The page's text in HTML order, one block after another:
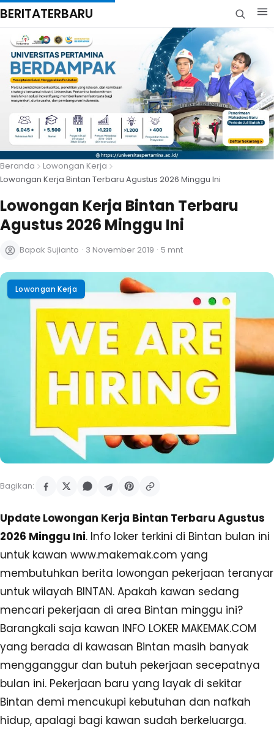
BERITATERBARU
Beranda
Lowongan Kerja
Lowongan Kerja Bintan Terbaru Agustus 2026 Minggu Ini
Lowongan Kerja Bintan Terbaru
Agustus 2026 Minggu Ini
Bapak Sujianto · 3 November 2019 · 5 mnt
Lowongan Kerja
Bagikan:
Update Lowongan Kerja Bintan Terbaru Agustus
2026 Minggu Ini. Info loker terkini di Bintan bulan ini
untuk kawan www.makemak.com yang
membutuhkan berita lowongan pekerjaan teranyar
untuk wilayah BINTAN. Apakah kawan sedang
mencari pekerjaan di area Bintan minggu ini?
Barangkali saja kawan INFO LOKER MAKEMAK.COM
yang berada di kawasan Bintan masih banyak
mengganggur dan butuh pekerjaan secepatnya
bulan ini. Pekerjaan baru yang layak di sekitar
Bintan demi mencukupi kebutuhan dan nafkah
hidup, apalagi bagi kawan sudah berkeluarga.